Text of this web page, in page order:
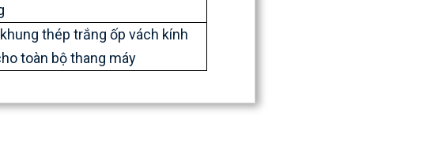
thép trắng ốp vách kính
toàn bộ thang máy